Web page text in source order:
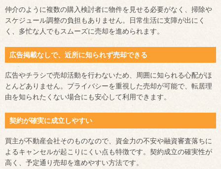
仲介のように複数の購入検討者に物件を見せる必要がなく、掃除や
スケジュール調整の負担もありません。日常生活に支障が出にく
く、多忙な人でもスムーズに売却を進められます。
広告掲載なしで、近所に知られず売却できる
広告やチラシで売却活動を行わないため、周囲に知られる心配がほ
とんどありません。プライバシーを重視した売却が可能で、転居理
由を知られたくない場合にも安心して利用できます。
契約が確実に成立しやすい
買主が不動産会社そのものなので、資金力の不安や融資審査落ちに
よるキャンセルが起こりにくい点も特徴です。契約成立の確実性が
高く、予定通り売却を進めやすい方法です。